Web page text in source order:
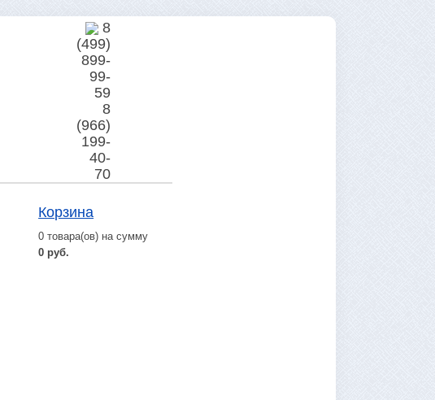
8
(499)
899-
99-
59
8
(966)
199-
40-
70
Корзина
0 товара(ов) на сумму
0 руб.